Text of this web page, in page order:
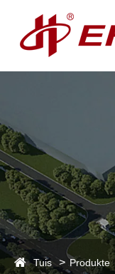
Tuis Produkte